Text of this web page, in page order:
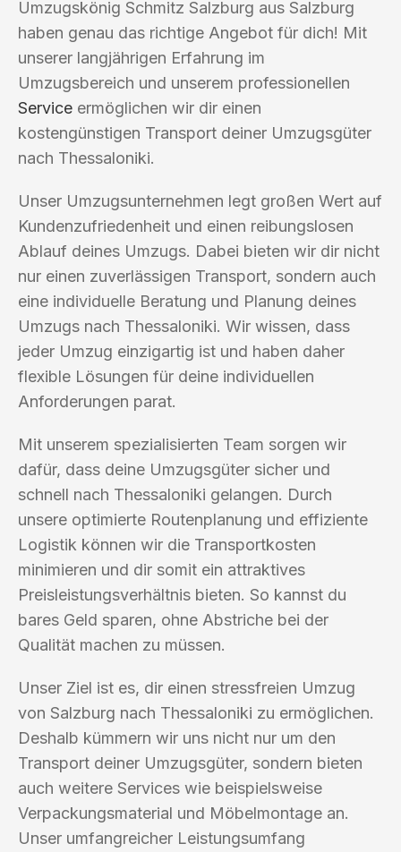
Umzugskönig Schmitz Salzburg aus Salzburg
haben genau das richtige Angebot für dich! Mit
unserer langjährigen Erfahrung im
Umzugsbereich und unserem professionellen
Service ermöglichen wir dir einen
kostengünstigen Transport deiner Umzugsgüter
nach Thessaloniki.
Unser Umzugsunternehmen legt großen Wert auf
Kundenzufriedenheit und einen reibungslosen
Ablauf deines Umzugs. Dabei bieten wir dir nicht
nur einen zuverlässigen Transport, sondern auch
eine individuelle Beratung und Planung deines
Umzugs nach Thessaloniki. Wir wissen, dass
jeder Umzug einzigartig ist und haben daher
flexible Lösungen für deine individuellen
Anforderungen parat.
Mit unserem spezialisierten Team sorgen wir
dafür, dass deine Umzugsgüter sicher und
schnell nach Thessaloniki gelangen. Durch
unsere optimierte Routenplanung und effiziente
Logistik können wir die Transportkosten
minimieren und dir somit ein attraktives
Preisleistungsverhältnis bieten. So kannst du
bares Geld sparen, ohne Abstriche bei der
Qualität machen zu müssen.
Unser Ziel ist es, dir einen stressfreien Umzug
von Salzburg nach Thessaloniki zu ermöglichen.
Deshalb kümmern wir uns nicht nur um den
Transport deiner Umzugsgüter, sondern bieten
auch weitere Services wie beispielsweise
Verpackungsmaterial und Möbelmontage an.
Unser umfangreicher Leistungsumfang